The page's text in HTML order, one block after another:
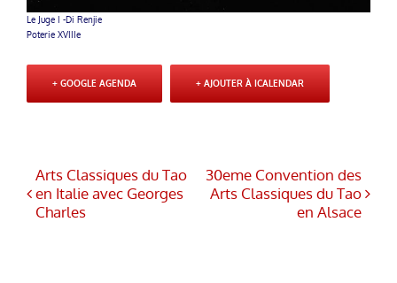
Le Juge I -Di Renjie
Poterie XVIIIe
+ GOOGLE AGENDA + AJOUTER À ICALENDAR
Arts Classiques du Tao
en Italie avec Georges
Charles
30eme Convention des
Arts Classiques du Tao
en Alsace